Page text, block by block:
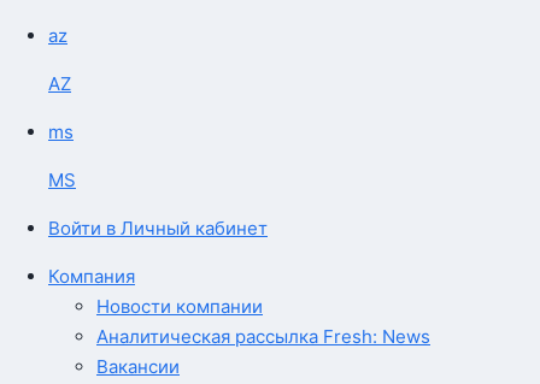
az
AZ
ms
MS
Войти в Личный кабинет
Компания
Новости компании
Аналитическая рассылка Fresh: News
Вакансии